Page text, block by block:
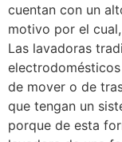
cuentan con un
motivo por el
Las lavadoras
de mover o de
que tengan un
porque de esta